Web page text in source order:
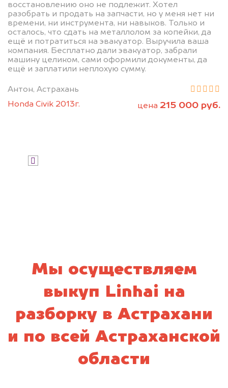
восстановлению оно не подлежит. Хотел
разобрать и продать на запчасти, но у меня нет ни
времени, ни инструмента, ни навыков. Только и
осталось, что сдать на металлолом за копейки, да
ещё и потратиться на эвакуатор. Выручила ваша
компания. Бесплатно дали эвакуатор, забрали
машину целиком, сами оформили документы, да
ещё и заплатили неплохую сумму.
Антон, Астрахань
Honda Civik 2013г.
цена 215 000 руб.
Мы купим ваше авто на 20.000 руб.
дороже, чем предлагают на
автоаукционах.
Мы осуществляем
выкуп Linhai на
разборку в Астрахани
и по всей Астраханской
области